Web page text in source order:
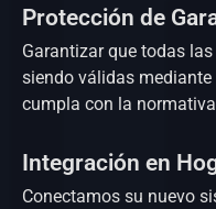
Protección de
Garantizar que todas
siendo válidas
cumpla con la
Integración en
Conectamos su nuevo